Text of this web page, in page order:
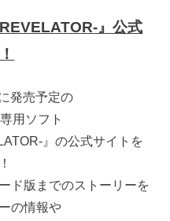
』公式
発売予定の
用ソフト
』の公式サイトを
ド版までのストーリーを
の情報や